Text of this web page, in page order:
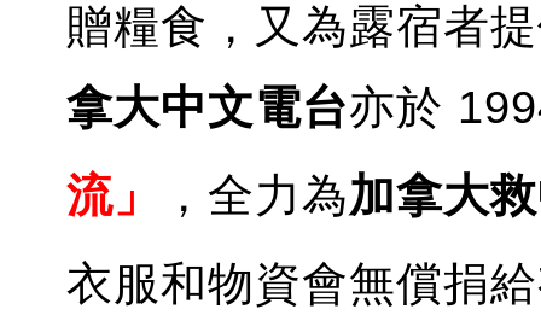
贈糧食，又為露宿者
拿大中文電台亦於
流」
，全力為加拿大
衣服和物資會無償捐